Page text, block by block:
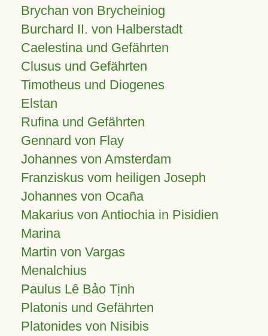
Brychan von Brycheiniog
Burchard II. von Halberstadt
Caelestina und Gefährten
Clusus und Gefährten
Timotheus und Diogenes
Elstan
Rufina und Gefährten
Gennard von Flay
Johannes von Amsterdam
Franziskus vom heiligen Joseph
Johannes von Ocaña
Makarius von Antiochia in Pisidien
Marina
Martin von Vargas
Menalchius
Paulus Lê Bảo Tịnh
Platonis und Gefährten
Platonides von Nisibis